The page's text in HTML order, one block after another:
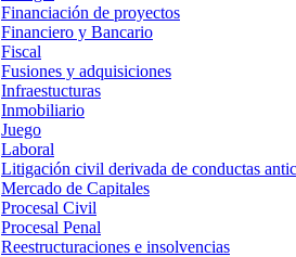
Financiación de proyectos
Financiero y Bancario
Fiscal
Fusiones y adquisiciones
Infraestucturas
Inmobiliario
Juego
Laboral
Litigación civil derivada de conductas
Mercado de Capitales
Procesal Civil
Procesal Penal
Reestructuraciones e insolvencias